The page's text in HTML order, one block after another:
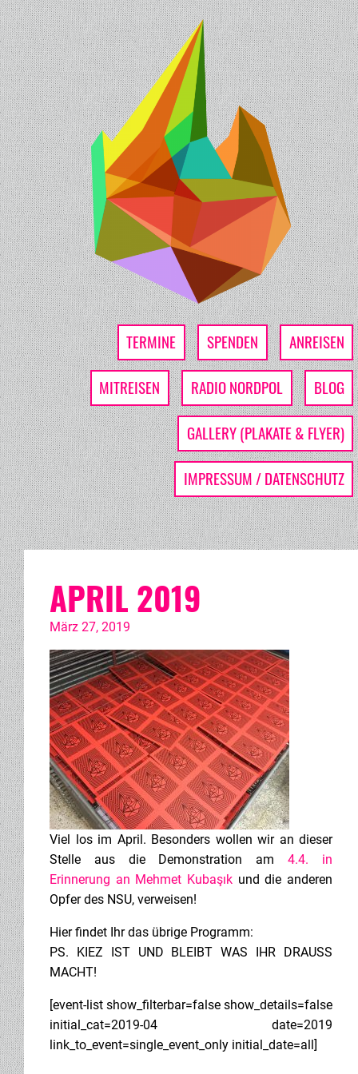
TERMINE SPENDEN
ANREISEN
MITREISEN
RADIO NORDPOL
BLOG
GALLERY (PLAKATE & FLYER)
IMPRESSUM / DATENSCHUTZ
APRIL 2019
März 27, 2019
Viel los im April. Besonders wollen wir an dieser
Stelle aus die Demonstration am4.4. in
Erinnerung an Mehmet Kubaşık und die anderen
Opfer des NSU, verweisen!
Hier findet Ihr das übrige Programm:
PS. KIEZ IST UND BLEIBT WAS IHR DRAUSS
MACHT!
[event-list show_filterbar=false show_details=false
initial_cat=2019-04 date=2019
link_to_event=single_event_only initial_date=all]